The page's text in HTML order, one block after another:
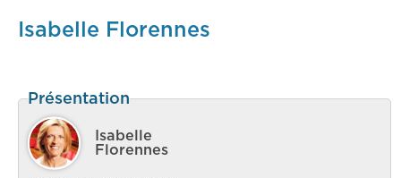
Isabelle Florennes
Présentation
Isabelle
Florennes